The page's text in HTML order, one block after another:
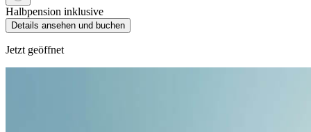
Halbpension inklusive
Details ansehen und buchen
Jetzt geöffnet